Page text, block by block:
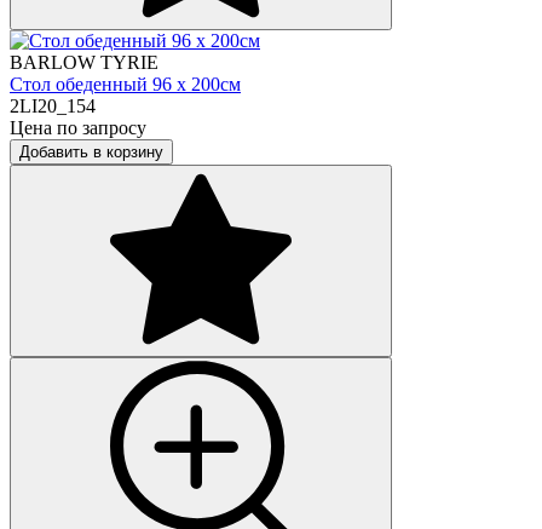
BARLOW TYRIE
Стол обеденный 96 х 200см
2LI20_154
Цена по запросу
Добавить в корзину